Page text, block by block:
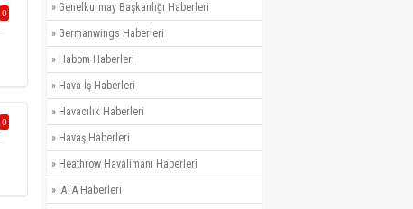
0
0
» Genelkurmay Başkanlığı Haberleri
» Germanwings Haberleri
» Habom Haberleri
» Hava İş Haberleri
» Havacılık Haberleri
» Havaş Haberleri
» Heathrow Havalimanı Haberleri
» IATA Haberleri